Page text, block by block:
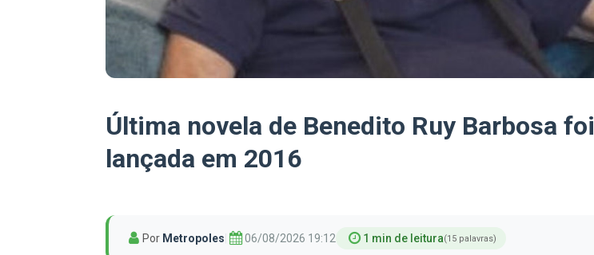
Última novela de Benedito Ruy Barbosa foi
lançada em 2016
Por Metropoles 06/08/2026 19:12 1 min de leitura(15 palavras)